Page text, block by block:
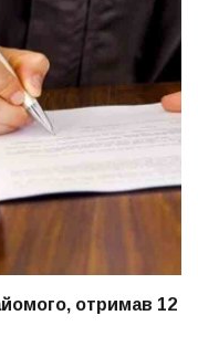
отримав 12